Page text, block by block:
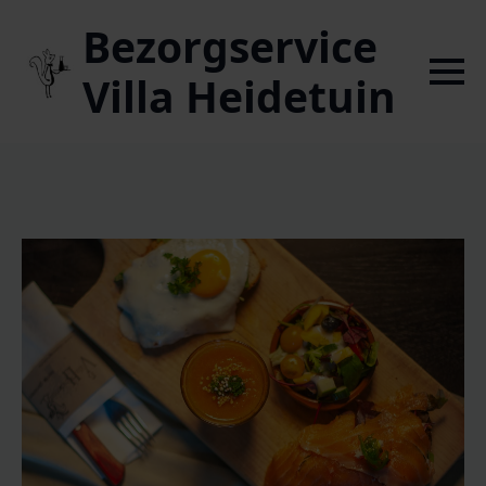
Bezorgservice
Villa Heidetuin